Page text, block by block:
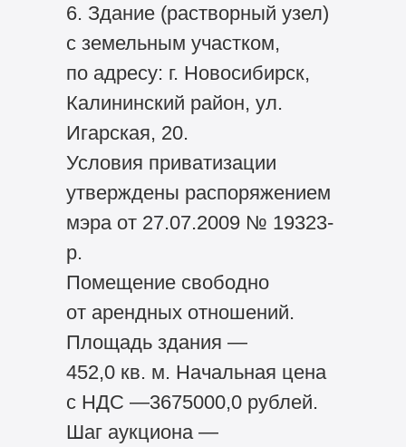
6. Здание (растворный узел)
с земельным участком,
по адресу: г. Новосибирск,
Калининский район, ул.
Игарская, 20.
Условия приватизации
утверждены распоряжением
мэра от 27.07.2009 № 19323-
р.
Помещение свободно
от арендных отношений.
Площадь здания —
452,0 кв. м. Начальная цена
с НДС —3675000,0 рублей.
Шаг аукциона —